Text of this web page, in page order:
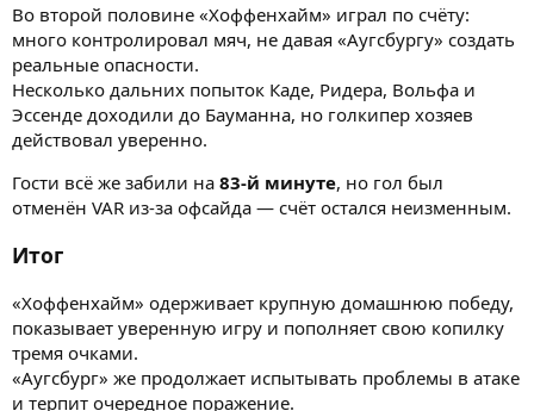
Во второй половине «Хоффенхайм» играл по счёту:
много контролировал мяч, не давая «Аугсбургу» создать
реальные опасности.
Несколько дальних попыток Каде, Ридера, Вольфа и
Эссенде доходили до Бауманна, но голкипер хозяев
действовал уверенно.
Гости всё же забили на 83-й минуте, но гол был
отменён VAR из-за офсайда — счёт остался неизменным.
Итог
«Хоффенхайм» одерживает крупную домашнюю победу,
показывает уверенную игру и пополняет свою копилку
тремя очками.
«Аугсбург» же продолжает испытывать проблемы в атаке
и терпит очередное поражение.